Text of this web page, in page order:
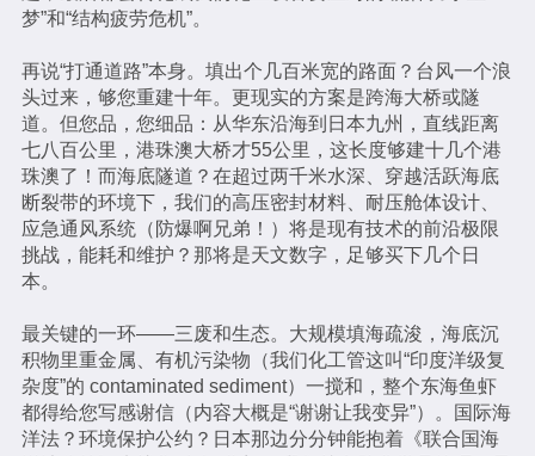
梦”和“结构疲劳危机”。
再说“打通道路”本身。填出个几百米宽的路面？台风一个浪
头过来，够您重建十年。更现实的方案是跨海大桥或隧
道。但您品，您细品：从华东沿海到日本九州，直线距离
七八百公里，港珠澳大桥才55公里，这长度够建十几个港
珠澳了！而海底隧道？在超过两千米水深、穿越活跃海底
断裂带的环境下，我们的高压密封材料、耐压舱体设计、
应急通风系统（防爆啊兄弟！）将是现有技术的前沿极限
挑战，能耗和维护？那将是天文数字，足够买下几个日
本。
最关键的一环——三废和生态。大规模填海疏浚，海底沉
积物里重金属、有机污染物（我们化工管这叫“印度洋级复
杂度”的 contaminated sediment）一搅和，整个东海鱼虾
都得给您写感谢信（内容大概是“谢谢让我变异”）。国际海
洋法？环境保护公约？日本那边分分钟能抱着《联合国海